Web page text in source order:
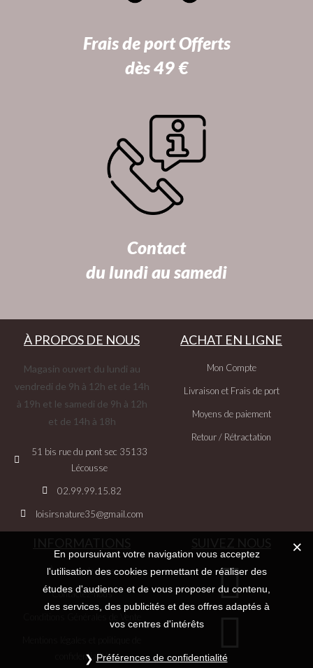
Frais de port Offerts
dès 49 €
Contact
du lundi au samedi
À PROPOS DE NOUS
Magasin ouvert du lundi au
vendredi de 9h à 12h et de 14h
à 19h et le samedi de 9h à 12h
et de 14h à 18h
51 bis rue du pont sec 35133
Lécousse
02.99.99.15.82
loisirsnature35@gmail.com
ACHAT EN LIGNE
Mon Compte
Livraison et Frais de port
Moyens de paiement
Retour / Rétractation
À propos de nous
Contactez-nous
confidentialité
En poursuivant votre navigation vous acceptez
l'utilisation des cookies permettant de réaliser des
études d'audience et de vous proposer du contenu,
des services, des publicités et des offres adaptés à
vos centres d'intérêts
Préférences de confidentialité